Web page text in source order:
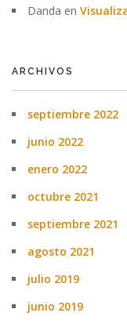
Danda en
ARCHIVOS
septiembre 2022
junio 2022
enero 2022
octubre 2021
septiembre 2021
agosto 2021
julio 2019
junio 2019